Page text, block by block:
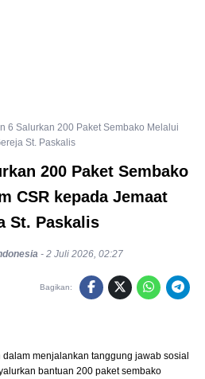
6 Salurkan 200 Paket Sembako Melalui
St. Paskalis
200 Paket Sembako
CSR kepada Jemaat
St. Paskalis
- 2 Juli 2026, 02:27
Bagikan:
menjalankan tanggung jawab sosial
bantuan 200 paket sembako